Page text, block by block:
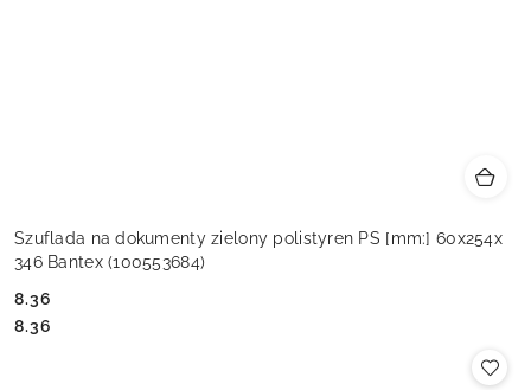
Szuflada na dokumenty zielony polistyren PS [mm:] 60x254x
346 Bantex (100553684)
Cena:
8.36
Cena:
8.36